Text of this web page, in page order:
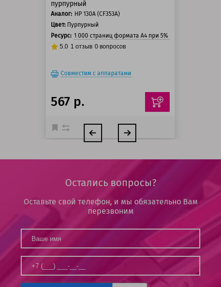
пурпурный
Аналог: HP 130A (CF353A)
Цвет: Пурпурный
Ресурс: 1 000 страниц формата А4 при 5% заполнении
5.0 1 отзыв 0 вопросов
Совместим с аппаратами
567 р.
Остались вопросы?
Оставьте свой телефон, и мы обязательно Вам
перезвоним